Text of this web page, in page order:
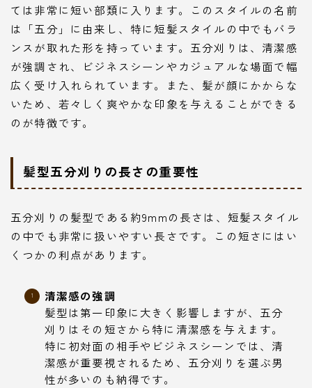
ては非常に短い部類に入ります。このスタイルの名前
は「五分」に由来し、特に短髪スタイルの中でもバラ
ンスが取れた形を持っています。五分刈りは、清潔感
が強調され、ビジネスシーンやカジュアルな場面で幅
広く受け入れられています。また、髪が顔にかからな
いため、若々しく爽やかな印象を与えることができる
のが特徴です。
髪型五分刈りの長さの重要性
五分刈りの髪型である約9mmの長さは、短髪スタイル
の中でも非常に扱いやすい長さです。この短さにはい
くつかの利点があります。
清潔感の強調
髪型は第一印象に大きく影響しますが、五分
刈りはその短さから特に清潔感を与えます。
特に初対面の相手やビジネスシーンでは、清
潔感が重要視されるため、五分刈りを選ぶ男
性が多いのも納得です。